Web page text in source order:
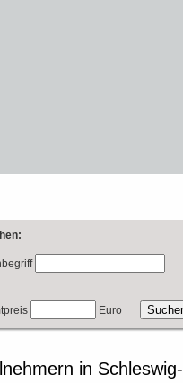
Euro
in Schleswig-